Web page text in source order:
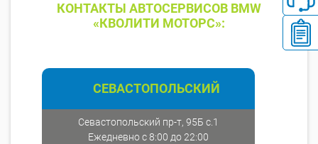
КОНТАКТЫ АВТОСЕРВИСОВ BMW
«КВОЛИТИ МОТОРС»:
СЕВАСТОПОЛЬСКИЙ
Севастопольский пр-т, 95Б с.1
Ежедневно с 8:00 до 22:00